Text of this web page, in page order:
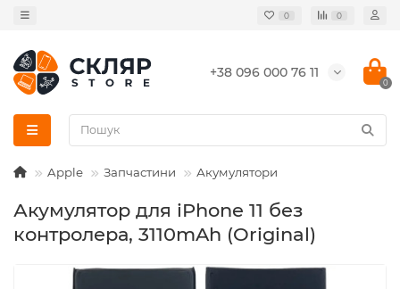
0 0
+38 096 000 76 11
0
Apple Запчастини Акумулятори
Акумулятор для iPhone 11 без
контролера, 3110mAh (Original)